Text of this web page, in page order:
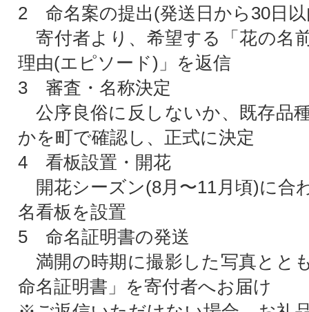
2 命名案の提出(発送日から30日
寄付者より、希望する「花の名
理由(エピソード)」を返信
3 審査・名称決定
公序良俗に反しないか、既存品
かを町で確認し、正式に決定
4 看板設置・開花
開花シーズン(8月〜11月頃)に合
名看板を設置
5 命名証明書の発送
満開の時期に撮影した写真とと
命名証明書」を寄付者へお届け